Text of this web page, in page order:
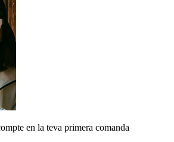
en la teva primera comanda